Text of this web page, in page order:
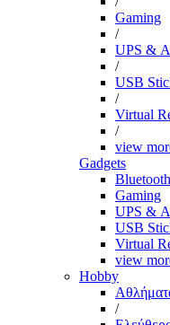
Gaming
/
UPS &
/
USB
/
Virtual
/
view
Gadgets
Bluetooth
Gaming
UPS &
USB
Virtual
view
Hobby
/